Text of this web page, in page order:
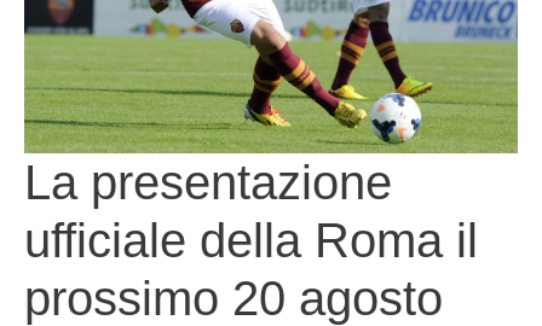
La presentazione
ufficiale della Roma il
prossimo 20 agosto